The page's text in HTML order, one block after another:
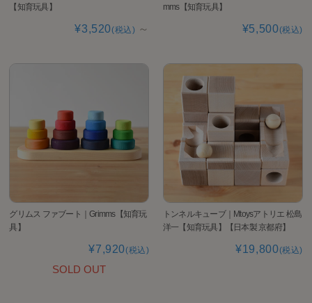
【知育玩具】
¥3,520(税込) ～
mms【知育玩具】
¥5,500(税込)
グリムス ファブート｜Grimms【知育玩
具】
¥7,920(税込)
SOLD OUT
トンネルキューブ｜Mtoysアトリエ 松島
洋一【知育玩具】【日本製 京都府】
¥19,800(税込)